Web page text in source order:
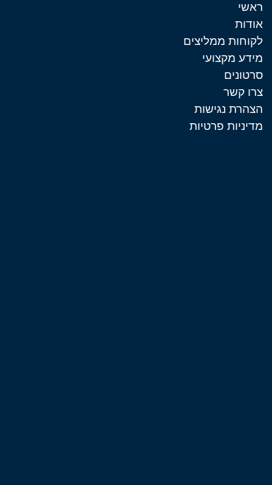
ראשי
אודות
לקוחות ממליצים
מידע מקצועי
סרטונים
צרו קשר
הצהרת נגישות
מדיניות פרטיות